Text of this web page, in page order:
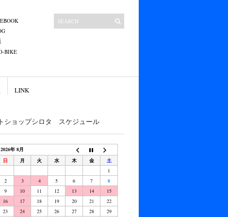
BIKE
LINK
ショップシロタ スケジュール
2026年 8月
日
月 火 水 木 金
土
1
2
3 4 5 6 7
8
9
10 11 12 13 14
15
16
17 18 19 20 21
22
23
24 25 26 27 28 29